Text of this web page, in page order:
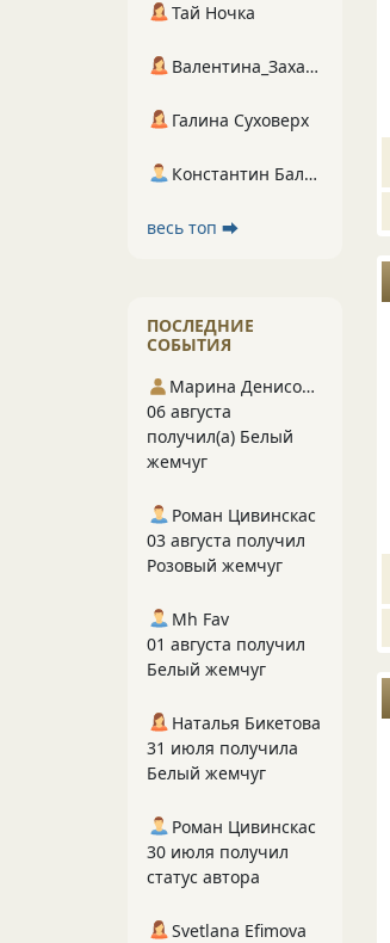
Тай Ночка
Валентина_Захарова
Галина Суховерх
Константин Балухта
весь топ ⮕
ПОСЛЕДНИЕ
СОБЫТИЯ
Марина Денисова 5
06 августа
получил(а) Белый
жемчуг
Роман Цивинскас
03 августа получил
Розовый жемчуг
Mh Fav
01 августа получил
Белый жемчуг
Наталья Бикетова
31 июля получила
Белый жемчуг
Роман Цивинскас
30 июля получил
статус автора
Svetlana Efimova